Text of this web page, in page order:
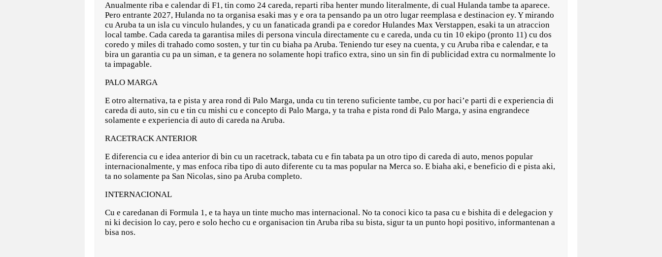
Anualmente riba e calendar di F1, tin como 24 careda, reparti riba henter mundo literalmente, di cual Hulanda tambe ta aparece.
Pero entrante 2027, Hulanda no ta organisa esaki mas y e ora ta pensando pa un otro lugar reemplasa e destinacion ey. Y mirando
cu Aruba ta un isla cu vinculo hulandes, y cu un fanaticada grandi pa e coredor Hulandes Max Verstappen, esaki ta un atraccion
local tambe. Cada careda ta garantisa miles di persona vincula directamente cu e careda, unda cu tin 10 ekipo (pronto 11) cu dos
coredo y miles di trahado como sosten, y tur tin cu biaha pa Aruba. Teniendo tur esey na cuenta, y cu Aruba riba e calendar, e ta
bira un garantia cu pa un siman, e ta genera no solamente hopi trafico extra, sino un sin fin di publicidad extra cu normalmente lo
ta impagable.
PALO MARGA
E otro alternativa, ta e pista y area rond di Palo Marga, unda cu tin tereno suficiente tambe, cu por haci’e parti di e experiencia di
careda di auto, sin cu e tin cu mishi cu e concepto di Palo Marga, y ta traha e pista rond di Palo Marga, y asina engrandece
solamente e experiencia di auto di careda na Aruba.
RACETRACK ANTERIOR
E diferencia cu e idea anterior di bin cu un racetrack, tabata cu e fin tabata pa un otro tipo di careda di auto, menos popular
internacionalmente, y mas enfoca riba tipo di auto diferente cu ta mas popular na Merca so. E biaha aki, e beneficio di e pista aki,
ta no solamente pa San Nicolas, sino pa Aruba completo.
INTERNACIONAL
Cu e caredanan di Formula 1, e ta haya un tinte mucho mas internacional. No ta conoci kico ta pasa cu e bishita di e delegacion y
ni ki decision lo cay, pero e solo hecho cu e organisacion tin Aruba riba su bista, sigur ta un punto hopi positivo, informantenan a
bisa nos.